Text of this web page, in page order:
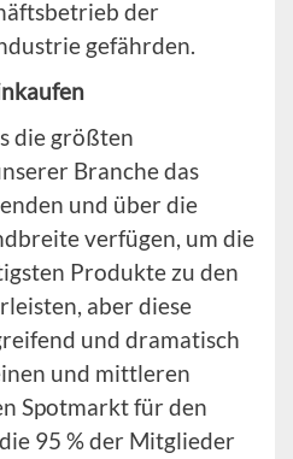
der
gefährden.
die größten
Branche das
und über die
verfügen, um die
Produkte zu den
aber diese
und dramatisch
und mittleren
Spotmarkt für den
95 % der Mitglieder